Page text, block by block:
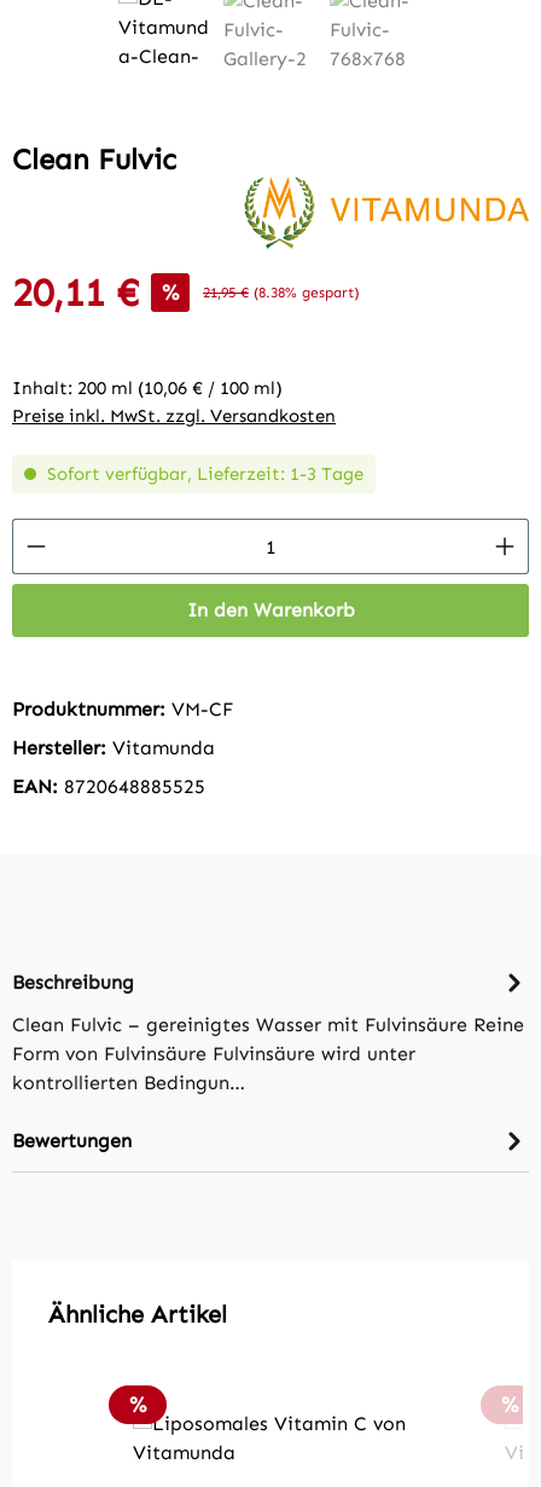
Clean Fulvic
Verkaufspreis:
20,11 € % Regulärer Preis:
21,95 € (8.38% gespart)
Inhalt: 200 ml (10,06 € / 100 ml)
Preise inkl. MwSt. zzgl. Versandkosten
Sofort verfügbar, Lieferzeit: 1-3 Tage
Produkt Anzahl: Gib den gewünschten
In den Warenkorb
Produktnummer: VM-CF
Hersteller: Vitamunda
EAN: 8720648885525
Beschreibung
Clean Fulvic – gereinigtes Wasser mit Fulvinsäure Reine
Form von Fulvinsäure Fulvinsäure wird unter
kontrollierten Bedingun…
Bewertungen
Produktgalerie überspringen
Ähnliche Artikel
Rabatt
% %